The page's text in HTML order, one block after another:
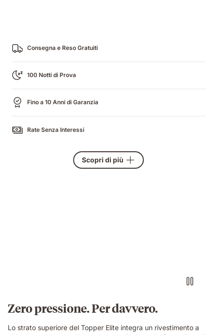
Consegna e Reso Gratuiti
100 Notti di Prova
Fino a 10 Anni di Garanzia
Rate Senza Interessi
Scopri di più
Zero pressione. Per davvero.
Lo strato superiore del Topper Elite integra un rivestimento a